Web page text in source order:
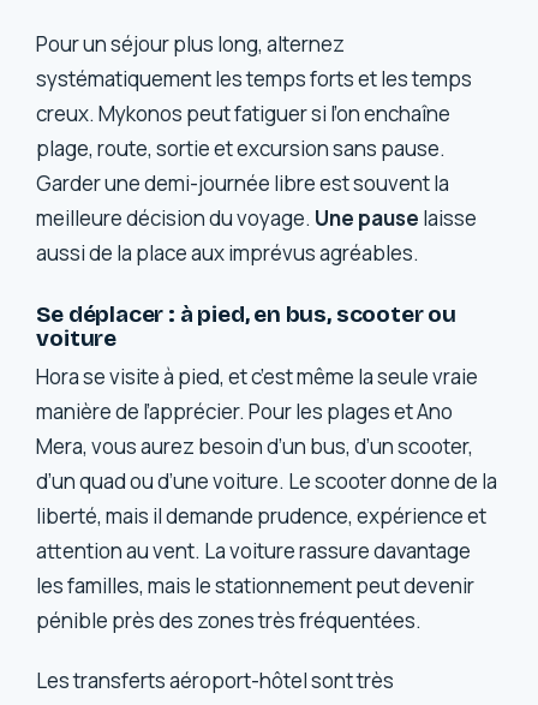
Pour un séjour plus long, alternez
systématiquement les temps forts et les temps
creux. Mykonos peut fatiguer si l’on enchaîne
plage, route, sortie et excursion sans pause.
Garder une demi-journée libre est souvent la
meilleure décision du voyage. Une pause laisse
aussi de la place aux imprévus agréables.
Se déplacer : à pied, en bus, scooter ou
voiture
Hora se visite à pied, et c’est même la seule vraie
manière de l’apprécier. Pour les plages et Ano
Mera, vous aurez besoin d’un bus, d’un scooter,
d’un quad ou d’une voiture. Le scooter donne de la
liberté, mais il demande prudence, expérience et
attention au vent. La voiture rassure davantage
les familles, mais le stationnement peut devenir
pénible près des zones très fréquentées.
Les transferts aéroport-hôtel sont très